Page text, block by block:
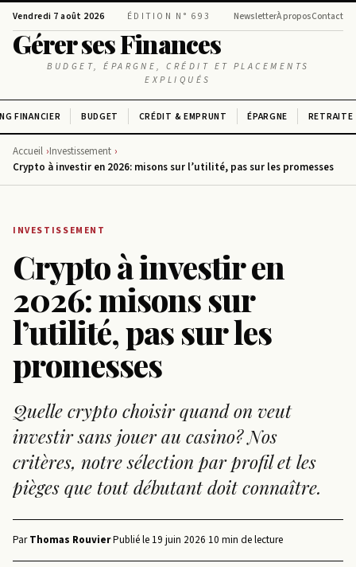
Vendredi 7 août 2026 ÉDITION N° 693 NewsletterÀ proposContact
Gérer ses Finances
BUDGET, ÉPARGNE, CRÉDIT ET PLACEMENTS
EXPLIQUÉS
FINANCIER BUDGET CRÉDIT & EMPRUNT ÉPARGNE RETRAITE
Accueil Investissement
Crypto à investir en 2026: misons sur l’utilité, pas sur les promesses
INVESTISSEMENT
Crypto à investir en
2026: misons sur
l’utilité, pas sur les
promesses
Quelle crypto choisir quand on veut
investir sans jouer au casino? Nos
critères, notre sélection par profil et les
pièges que tout débutant doit connaître.
ParThomas Rouvier·Publié le 19 juin 2026·10 min de lecture